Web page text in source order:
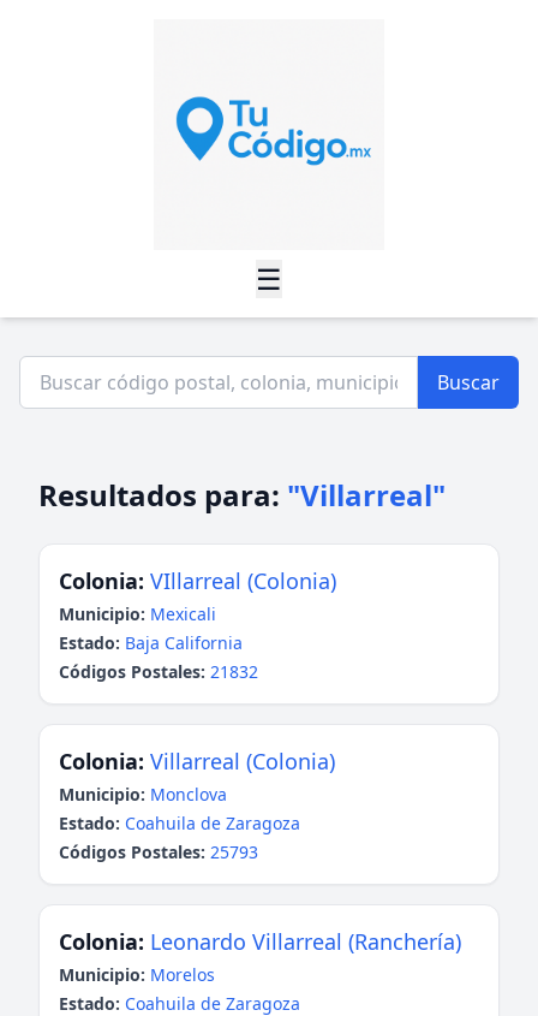
☰
Buscar
Resultados para: "Villarreal"
Colonia: VIllarreal (Colonia)
Municipio: Mexicali
Estado: Baja California
Códigos Postales: 21832
Colonia: Villarreal (Colonia)
Municipio: Monclova
Estado: Coahuila de Zaragoza
Códigos Postales: 25793
Colonia: Leonardo Villarreal (Ranchería)
Municipio: Morelos
Estado: Coahuila de Zaragoza